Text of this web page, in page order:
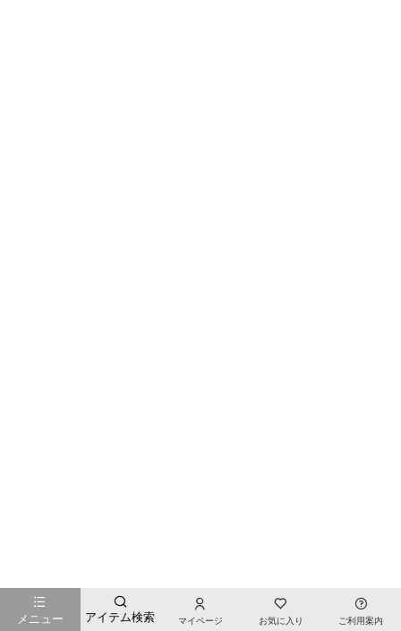
メニュー アイテム検索 マイページ お気に入り ご利用案内
お店のTOPページへ戻る